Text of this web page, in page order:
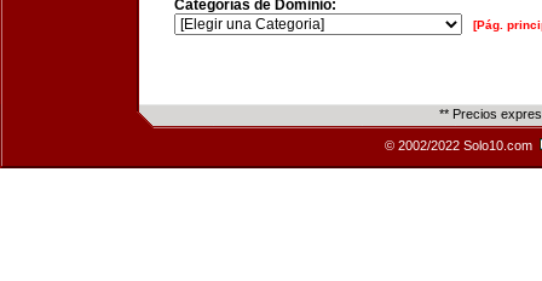
Categorías de Dominio:
[Pág.
** Precios
© 2002/2022 Solo10.com